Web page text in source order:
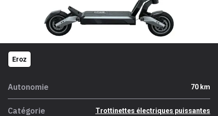
Eroz
Autonomie 70 km
Catégorie Trottinettes électriques puissantes